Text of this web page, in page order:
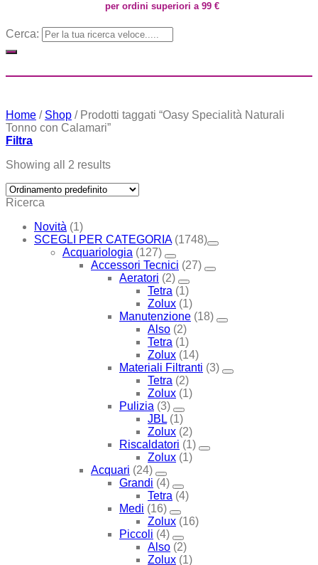
per ordini superiori a 99 €
Cerca:
Home / Shop /Prodotti taggati “Oasy Specialità Naturali
Tonno con Calamari”
Filtra
Showing all 2 results
Ricerca
Novità (1)
SCEGLI PER CATEGORIA (1748)
Acquariologia (127)
Accessori Tecnici (27)
Aeratori (2)
Tetra (1)
Zolux (1)
Manutenzione (18)
Also (2)
Tetra (1)
Zolux (14)
Materiali Filtranti (3)
Tetra (2)
Zolux (1)
Pulizia (3)
JBL (1)
Zolux (2)
Riscaldatori (1)
Zolux (1)
Acquari (24)
Grandi (4)
Tetra (4)
Medi (16)
Zolux (16)
Piccoli (4)
Also (2)
Zolux (1)